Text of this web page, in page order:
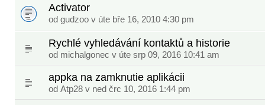
Activator
od gudzoo v úte bře 16, 2010 4:30 pm
Rychlé vyhledávání kontaktů a historie
od michalgonec v úte srp 09, 2016 10:41 am
appka na zamknutie aplikácii
od Atp28 v ned črc 10, 2016 1:44 pm